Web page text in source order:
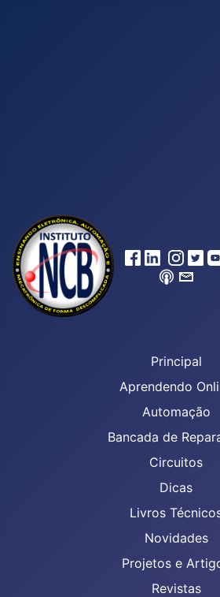
Principal
Aprendendo
Automação
Bancada de
Circuitos
Dicas
Livros
Novidades
Projetos e
Revistas